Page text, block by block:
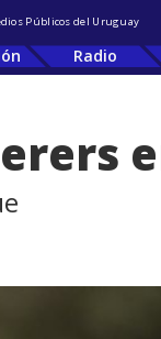
Públicos del Uruguay
Radio